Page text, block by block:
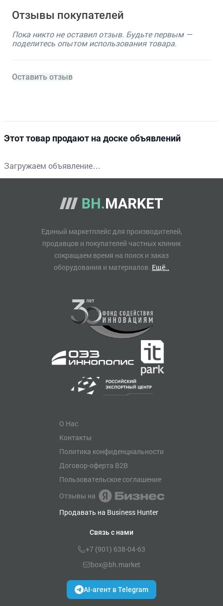
Отзывы покупателей
Пока никто не оставил отзыв. Будьте первым —
поделитесь опытом использования товара.
Оставить отзыв
Этот товар продают на доске объявлений
Загружаем объявление…
Единый маркетплейс для производителей,
продавцов и покупателей частных клиник
сокращаем время на поиск и заказ
оборудования и материалов. Ещё..
О Нас
Контакты
Политика конфиденциальности
Договор-оферта B2B
Пользовательское соглашение
Отзывы на
Продавать на Business Hunter
Связь с нами
+7 (901) 638-04-63
box@bh.market
AI-агент в Telegram